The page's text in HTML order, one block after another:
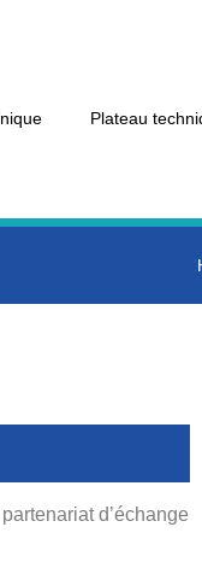
Plateau
d’échange